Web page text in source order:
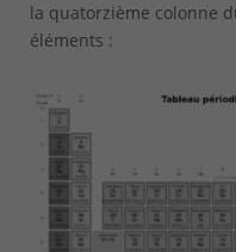
la quatorzième colonne
éléments :